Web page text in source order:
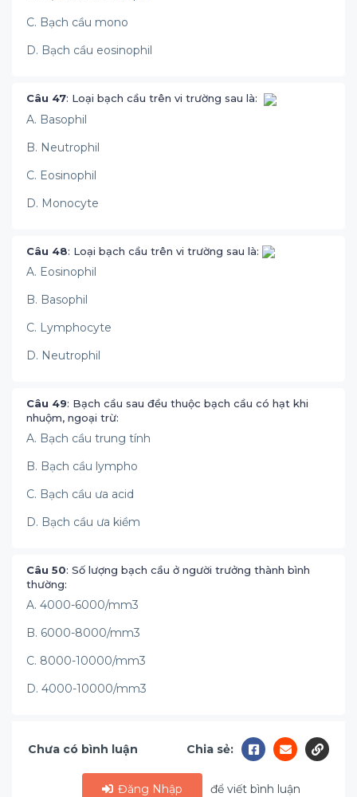
C. Bạch cầu mono
D. Bạch cầu eosinophil
Câu 47: Loại bạch cầu trên vi trường sau là:
A. Basophil
B. Neutrophil
C. Eosinophil
D. Monocyte
Câu 48: Loại bạch cầu trên vi trường sau là:
A. Eosinophil
B. Basophil
C. Lymphocyte
D. Neutrophil
Câu 49: Bạch cầu sau đều thuộc bạch cầu có hạt khi
nhuộm, ngoại trừ:
A. Bạch cầu trung tính
B. Bạch cầu lympho
C. Bạch cầu ưa acid
D. Bạch cầu ưa kiềm
Câu 50: Số lượng bạch cầu ở người trưởng thành bình
thường:
A. 4000-6000/mm3
B. 6000-8000/mm3
C. 8000-10000/mm3
D. 4000-10000/mm3
Chưa có bình luận Chia sẻ:
Đăng Nhập để viết bình luận